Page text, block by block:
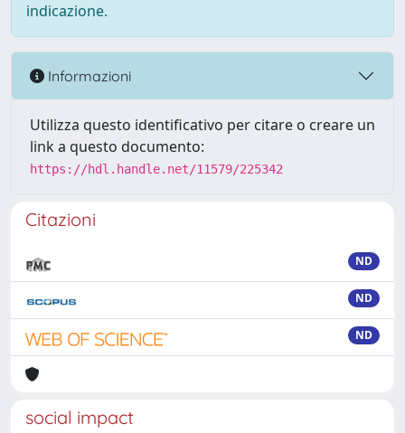
indicazione.
Informazioni
Utilizza questo identificativo per citare o creare un
link a questo documento:
https://hdl.handle.net/11579/225342
Citazioni
ND
ND
ND
social impact